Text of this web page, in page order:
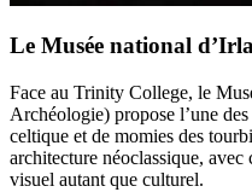
Le Musée national
Face au Trinity College, le
Archéologie) propose l’une
celtique et de momies des
architecture néoclassique,
visuel autant que culturel.